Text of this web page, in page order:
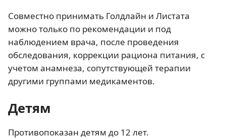
Совместно принимать Голдлайн и Листата
можно только по рекомендации и под
наблюдением врача, после проведения
обследования, коррекции рациона питания, с
учетом анамнеза, сопутствующей терапии
другими группами медикаментов.
Детям
Противопоказан детям до 12 лет.